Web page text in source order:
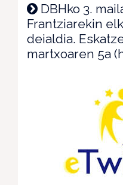
DBHko 3.
Frantziarekin
deialdia.
martxoaren 5a